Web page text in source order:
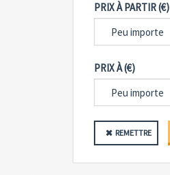
PRIX À PARTIR (€)
PRIX À (€)
REMETTRE